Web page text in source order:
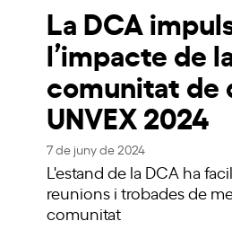
La DCA
l’impacte de
comunitat de
UNVEX 2024
7 de juny de 2024
L'estand de la DCA ha
reunions i trobades de
comunitat